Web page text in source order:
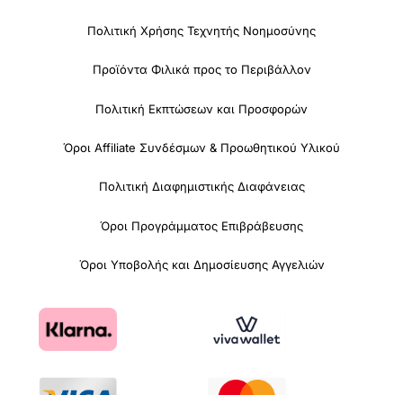
Πολιτική Χρήσης Τεχνητής Νοημοσύνης
Προϊόντα Φιλικά προς το Περιβάλλον
Πολιτική Εκπτώσεων και Προσφορών
Όροι Affiliate Συνδέσμων & Προωθητικού Υλικού
Πολιτική Διαφημιστικής Διαφάνειας
Όροι Προγράμματος Επιβράβευσης
Όροι Υποβολής και Δημοσίευσης Αγγελιών